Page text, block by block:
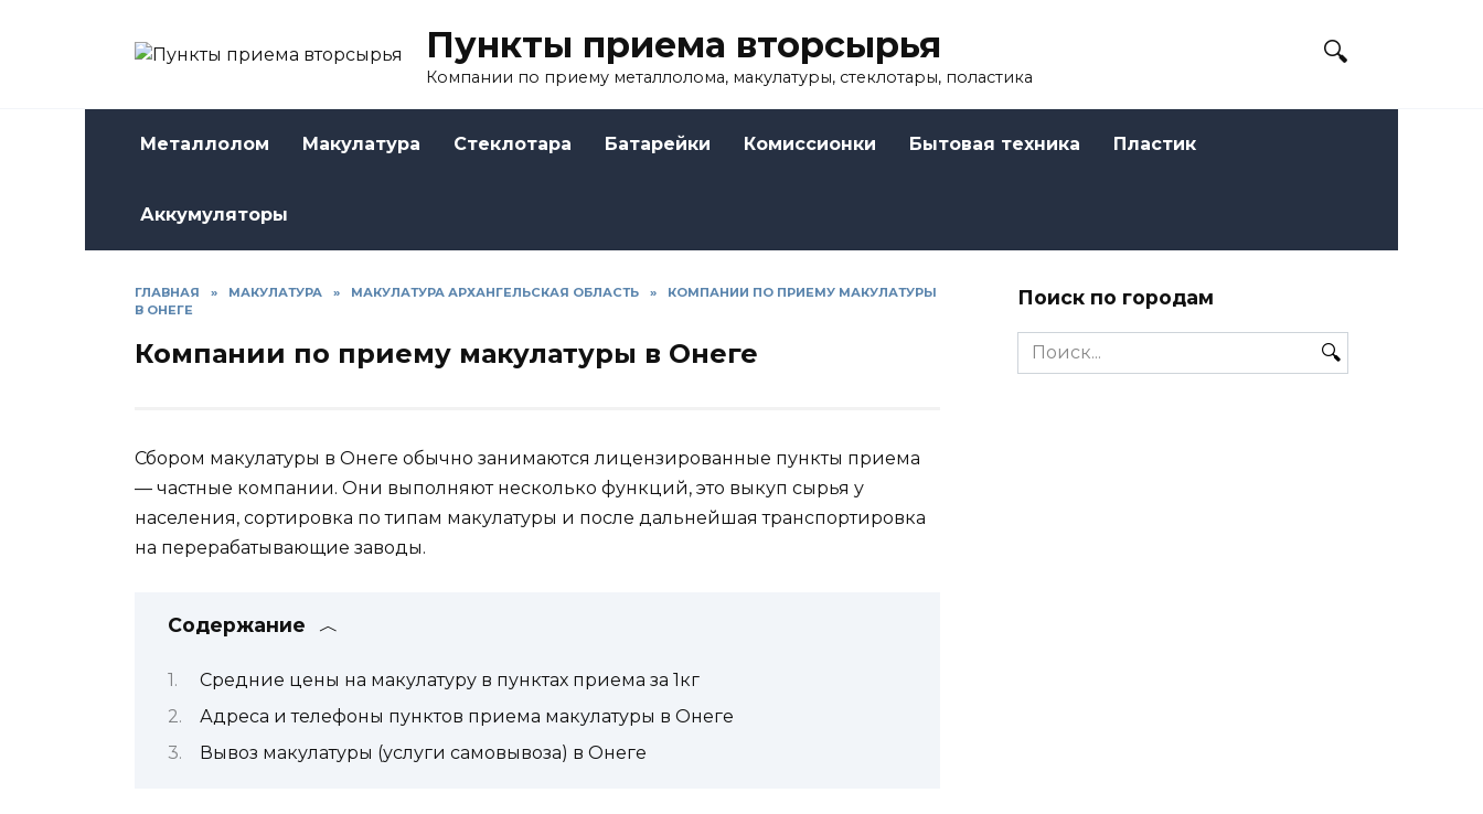
Пункты приема вторсырья
Компании по приему металлолома, макулатуры, стеклотары, поластика
Металлолом Макулатура Стеклотара Батарейки Комиссионки Бытовая техника Пластик
Аккумуляторы
ГЛАВНАЯ » МАКУЛАТУРА » МАКУЛАТУРА АРХАНГЕЛЬСКАЯ ОБЛАСТЬ »
КОМПАНИИ ПО ПРИЕМУ МАКУЛАТУРЫ
В ОНЕГЕ
Компании по приему макулатуры в Онеге
Сбором макулатуры в Онеге обычно занимаются лицензированные пункты приема
— частные компании. Они выполняют несколько функций, это выкуп сырья у
населения, сортировка по типам макулатуры и после дальнейшая транспортировка
на перерабатывающие заводы.
Содержание
Средние цены на макулатуру в пунктах приема за 1кг
Адреса и телефоны пунктов приема макулатуры в Онеге
Вывоз макулатуры (услуги самовывоза) в Онеге
Поиск по городам
Search
for: